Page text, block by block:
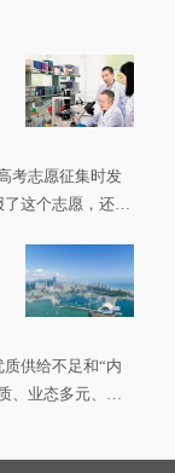
考志愿征集时发
这个志愿，还真
书。
供给不足和“内
、业态多元、智